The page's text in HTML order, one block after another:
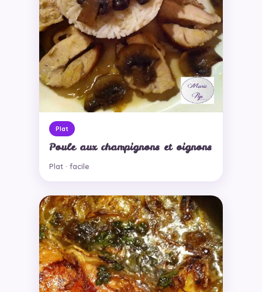
Plat
Poule aux champignons et oignons
Plat · facile